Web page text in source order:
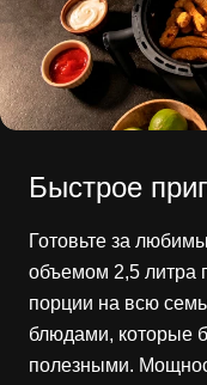
Быстрое
Готовьте за
объемом 2,5 литра
порции на всю
блюдами, которые
полезными.